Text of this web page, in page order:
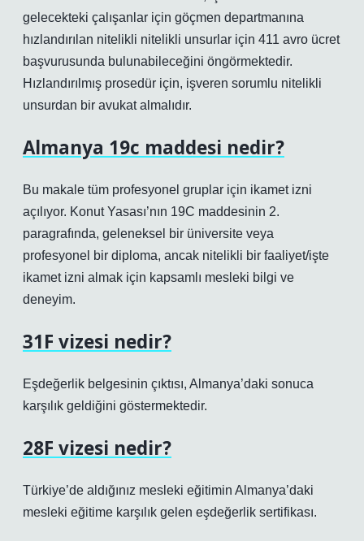
gelecekteki çalışanlar için göçmen departmanına
hızlandırılan nitelikli nitelikli unsurlar için 411 avro ücret
başvurusunda bulunabileceğini öngörmektedir.
Hızlandırılmış prosedür için, işveren sorumlu nitelikli
unsurdan bir avukat almalıdır.
Almanya 19c maddesi nedir?
Bu makale tüm profesyonel gruplar için ikamet izni
açılıyor. Konut Yasası’nın 19C maddesinin 2.
paragrafında, geleneksel bir üniversite veya
profesyonel bir diploma, ancak nitelikli bir faaliyet/işte
ikamet izni almak için kapsamlı mesleki bilgi ve
deneyim.
31F vizesi nedir?
Eşdeğerlik belgesinin çıktısı, Almanya’daki sonuca
karşılık geldiğini göstermektedir.
28F vizesi nedir?
Türkiye’de aldığınız mesleki eğitimin Almanya’daki
mesleki eğitime karşılık gelen eşdeğerlik sertifikası.